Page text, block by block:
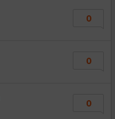
0
0
0